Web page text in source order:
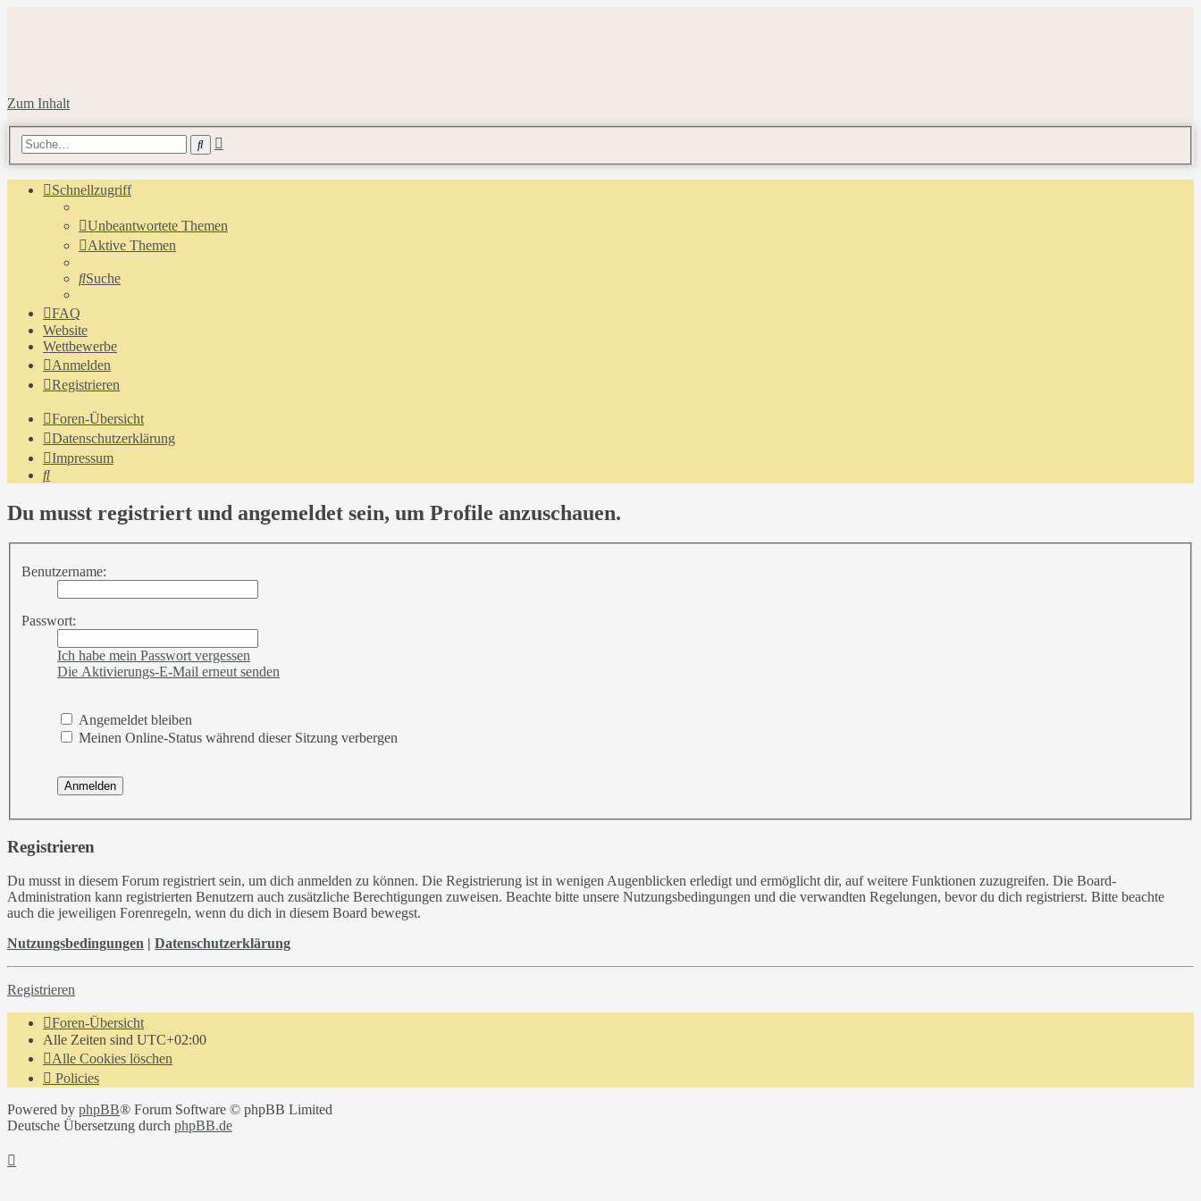
Zum Inhalt
Suche
Schnellzugriff
Unbeantwortete Themen
Aktive Themen
Suche
FAQ
Website
Wettbewerbe
Anmelden
Registrieren
Foren-Übersicht
Datenschutzerklärung
Impressum
Suche
Du musst registriert und angemeldet sein, um Profile anzuschauen.
Benutzername:
Passwort:
Ich habe mein Passwort vergessen
Die Aktivierungs-E-Mail erneut senden
Angemeldet bleiben
Meinen Online-Status während dieser Sitzung verbergen
Registrieren
Du musst in diesem Forum registriert sein, um dich anmelden zu können. Die Registrierung ist in wenigen Augenblicken erledigt und ermöglicht dir, auf weitere Funktionen zuzugreifen. Die Board-
Administration kann registrierten Benutzern auch zusätzliche Berechtigungen zuweisen. Beachte bitte unsere Nutzungsbedingungen und die verwandten Regelungen, bevor du dich registrierst. Bitte beachte
auch die jeweiligen Forenregeln, wenn du dich in diesem Board bewegst.
Nutzungsbedingungen | Datenschutzerklärung
Registrieren
Foren-Übersicht
Alle Zeiten sind UTC+02:00
Alle Cookies löschen
Policies
Powered by phpBB® Forum Software © phpBB Limited
Deutsche Übersetzung durch phpBB.de